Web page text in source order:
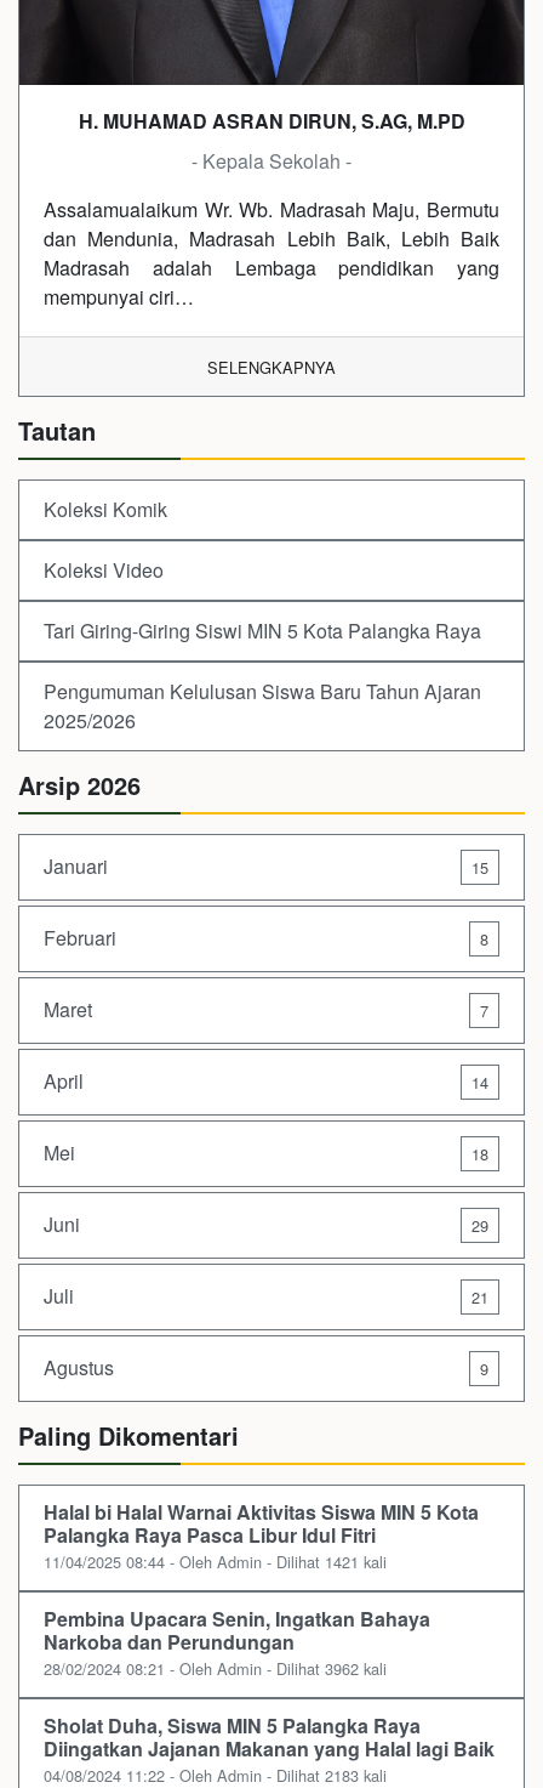
H. MUHAMAD ASRAN DIRUN, S.AG, M.PD
- Kepala Sekolah -
Assalamualaikum Wr. Wb. Madrasah Maju, Bermutu
dan Mendunia, Madrasah Lebih Baik, Lebih Baik
Madrasah adalah Lembaga pendidikan yang
mempunyai ciri…
SELENGKAPNYA
Tautan
Koleksi Komik
Koleksi Video
Tari Giring-Giring Siswi MIN 5 Kota Palangka Raya
Pengumuman Kelulusan Siswa Baru Tahun Ajaran
2025/2026
Arsip 2026
Januari 15
Februari 8
Maret 7
April 14
Mei 18
Juni 29
Juli 21
Agustus 9
Paling Dikomentari
Halal bi Halal Warnai Aktivitas Siswa MIN 5 Kota
Palangka Raya Pasca Libur Idul Fitri
11/04/2025 08:44 - Oleh Admin - Dilihat 1421 kali
Pembina Upacara Senin, Ingatkan Bahaya
Narkoba dan Perundungan
28/02/2024 08:21 - Oleh Admin - Dilihat 3962 kali
Sholat Duha, Siswa MIN 5 Palangka Raya
Diingatkan Jajanan Makanan yang Halal lagi Baik
04/08/2024 11:22 - Oleh Admin - Dilihat 2183 kali